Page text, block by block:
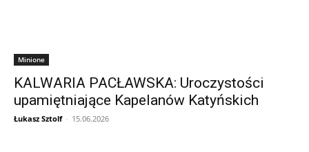
Minione
KALWARIA PACŁAWSKA: Uroczystości
upamiętniające Kapelanów Katyńskich
Łukasz Sztolf - 15.06.2026